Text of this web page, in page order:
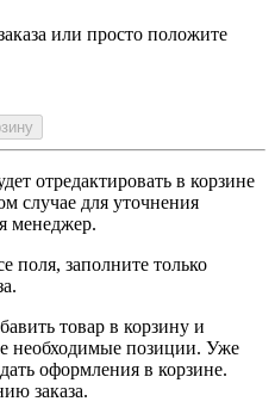
или просто положите
отредактировать в корзине
случае для уточнения
менеджер.
поля, заполните только
товар в корзину и
необходимые позиции. Уже
оформления в корзине.
заказа.